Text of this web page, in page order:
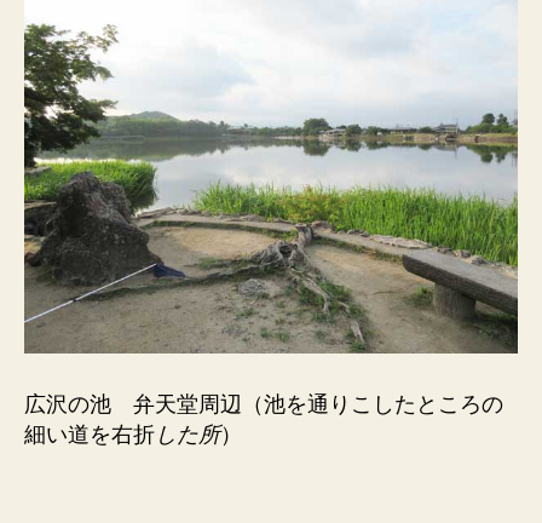
広沢の池 弁天堂周辺（池を通りこしたところの
細い道を右折 した所）